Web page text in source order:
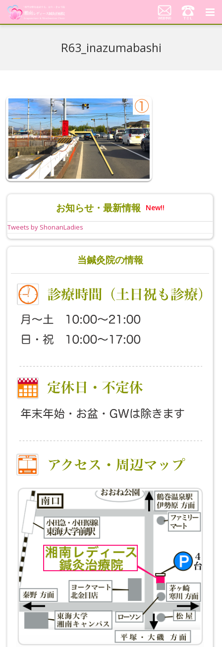
料金案内
患者さんの声
アクセス
美顔はり
R63_inazumabashi
お知らせ・最新情報 New!!
Tweets by ShonanLadies
当鍼灸院の情報